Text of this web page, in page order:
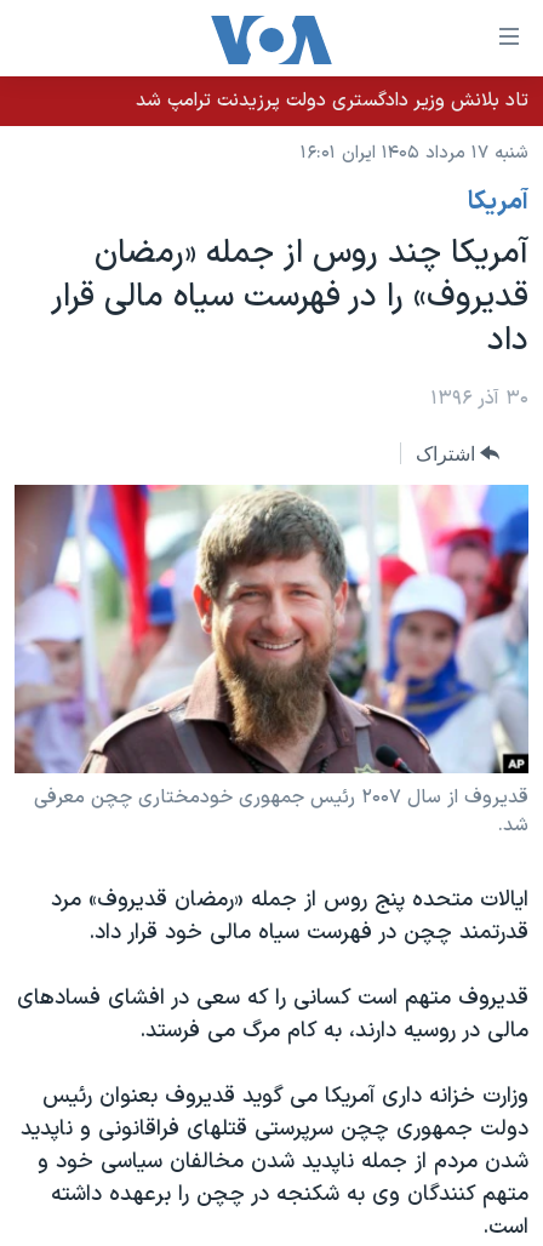
لینکهای
قابل
دسترسی
جهش
محتوای
اصلی
جهش
به
صفحه
جهش
خانه
نسخه سبک وب‌سایت
موضوع ها
ایران
آمریکا
جهان
ورزشی
ویدیوها
فرهنگ و زندگی
حقوق شهروندی
اقتصادی
علم و فناوری
اسرائیل در جنگ
گالری عکس
برنامه های تلویزیونی
جدول برنامه ها
صفحه‌های ویژه
جام جهانی ۲۰۲۶
بایگانی برنامه‌های تلویزیونی
مستندها
انتخابات ریاست جمهوری آمریکا ۲۰۲۴
حمله جمهوری اسلامی به اسرائیل
رمز مهسا
ورزش زنان در ایران
اعتراضات زن، زندگی، آزادی
دادگاه حمید نوری
قانون شفافیت دارائی کادر رهبری ایران
اعتراضات مردمی آبان ۹۸
اسرائیل در جنگ
نرگس محمدی برنده جایزه نوبل صلح
همایش محافظه‌کاران آمریکا «سی‌پک»
صفحه‌های ویژه
فرکانس‌های صدای آمریکا
پخش رادیویی
یادگیری زبان انگلیسی
دنبال کنید
زبانهای مختلف
تاد بلانش وزیر دادگستری دولت پرزیدنت ترامپ شد
شنبه ۱۷ مرداد ۱۴۰۵ ایران ۱۶:۰۱
آمريکا
آمریکا چند روس از جمله «رمضان
قدیروف» را در فهرست سیاه مالی قرار
داد
۳۰ آذر ۱۳۹۶
اشتراک
قدیروف از سال ۲۰۰۷ رئیس جمهوری خودمختاری چچن معرفی
شد.
‎ایالات متحده پنج روس از جمله «رمضان قدیروف» مرد
قدرتمند چچن در فهرست سیاه مالی خود قرار داد.
قدیروف متهم است کسانی را که سعی در افشای فسادهای
مالی در روسیه دارند، به کام مرگ می فرستد.
وزارت خزانه داری آمریکا می گوید قدیروف بعنوان رئیس
دولت جمهوری چچن سرپرستی قتلهای فراقانونی و ناپدید
شدن مردم از جمله ناپدید شدن مخالفان سیاسی خود و
متهم کنندگان وی به شکنجه در چچن را برعهده داشته
است.